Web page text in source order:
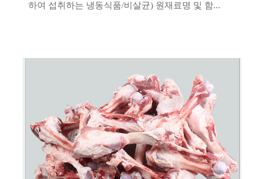
하여 섭취하는 냉동식품/비살균) 원재료명 및 함...